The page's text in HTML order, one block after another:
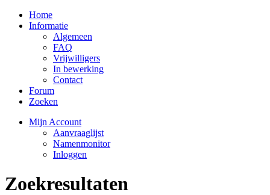
Home
Informatie
Algemeen
FAQ
Vrijwilligers
In bewerking
Contact
Forum
Zoeken
Mijn Account
Aanvraaglijst
Namenmonitor
Inloggen
Zoekresultaten